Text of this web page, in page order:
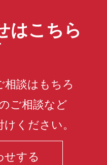
はこちら
相談はもちろ
ご相談など
ください。
せする